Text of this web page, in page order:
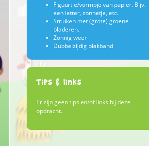
Figuurtje/vormpje van papier. Bijv.
een letter, zonnetje, etc.
Struiken met (grote) groene
bladeren.
Zonnig weer
Dubbelzijdig plakband
Tips & links
Er zijn geen tips en/of links bij deze
opdracht.